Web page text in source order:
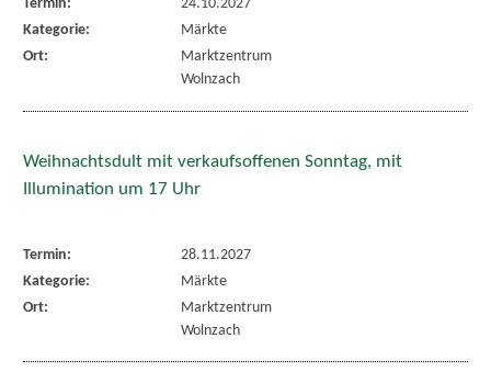
Termin:
24.10.2027
Kategorie:
Märkte
Ort:
Marktzentrum
Wolnzach
Weihnachtsdult mit verkaufsoffenen Sonntag, mit
Illumination um 17 Uhr
Termin:
28.11.2027
Kategorie:
Märkte
Ort:
Marktzentrum
Wolnzach